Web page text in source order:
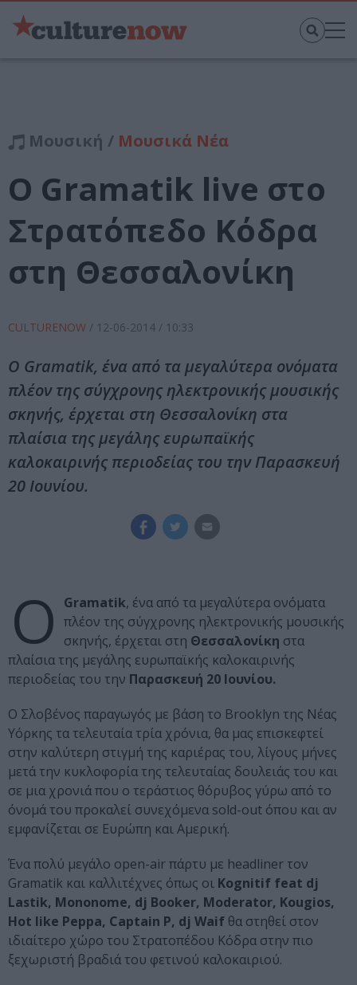
Μουσική / Μουσικά Νέα
O Gramatik live στο
Στρατόπεδο Κόδρα
στη Θεσσαλονίκη
CULTURENOW / 12-06-2014 / 10:33
Ο Gramatik, ένα από τα μεγαλύτερα ονόματα
πλέον της σύγχρονης ηλεκτρονικής μουσικής
σκηνής, έρχεται στη Θεσσαλονίκη στα
πλαίσια της μεγάλης ευρωπαϊκής
καλοκαιρινής περιοδείας του την Παρασκευή
20 Ιουνίου.
Ο Gramatik, ένα από τα μεγαλύτερα ονόματα
πλέον της σύγχρονης ηλεκτρονικής μουσικής
σκηνής, έρχεται στη Θεσσαλονίκη στα
πλαίσια της μεγάλης ευρωπαϊκής καλοκαιρινής
περιοδείας του την Παρασκευή 20 Ιουνίου.
Ο Σλοβένος παραγωγός με βάση το Brooklyn της Νέας
Υόρκης τα τελευταία τρία χρόνια, θα μας επισκεφτεί
στην καλύτερη στιγμή της καριέρας του, λίγους μήνες
μετά την κυκλοφορία της τελευταίας δουλειάς του και
σε μια χρονιά που ο τεράστιος θόρυβος γύρω από το
όνομά του προκαλεί συνεχόμενα sold-out όπου και αν
εμφανίζεται σε Ευρώπη και Αμερική.
Ένα πολύ μεγάλο open-air πάρτυ με headliner τον
Gramatik και καλλιτέχνες όπως οι Kognitif feat dj
Lastik, Mononome, dj Booker, Moderator, Κοugios,
Hot like Peppa, Captain P, dj Waif θα στηθεί στον
ιδιαίτερο χώρο του Στρατοπέδου Κόδρα στην πιο
ξεχωριστή βραδιά του φετινού καλοκαιριού.